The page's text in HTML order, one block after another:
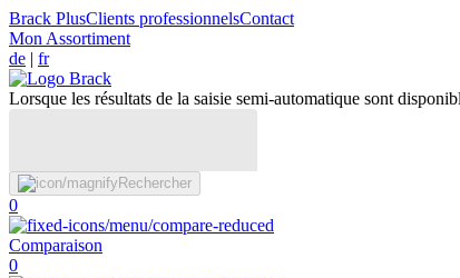
Brack PlusClients professionnelsContact
Mon Assortiment
de | fr
Lorsque les résultats de la saisie semi-automatique sont
Rechercher
0
Comparaison
0